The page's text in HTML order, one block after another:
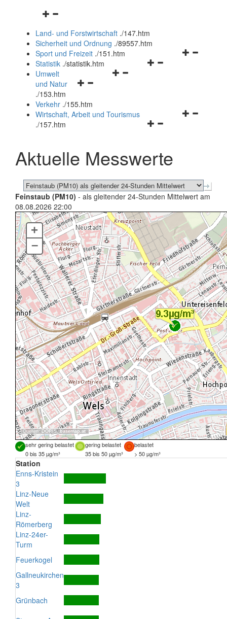
Navigationsmenü
und
schließen
Land- und Forstwirtschaft ./147.htm
Sicherheit und Ordnung ./89557.htm
Navigationsmenü
Sport und Freizeit ./151.htm
Navigationsmenü
Statistik ./statistik.htm
Navigationsmenü
und
schließen
Umwelt
und Natur
./153.htm
Verkehr ./155.htm
Navigationsmenü
schließen
Wirtschaft, Arbeit und Tourismus
./157.htm
Aktuelle Messwerte
Feinstaub (PM10) - als gleitender 24-Stunden Mittelwert am
08.08.2026 22:00
Quellen: DORIS, basemap.at
+
–
sehr gering belastet gering belastet
belastet
0 bis 35 µg/m³
35 bis 50 µg/m³ > 50 µg/m³
Station
Enns-Kristein
3
Linz-Neue
Welt
Linz-
Römerberg
Linz-24er-
Turm
Feuerkogel
Gallneukirchen
3
Grünbach